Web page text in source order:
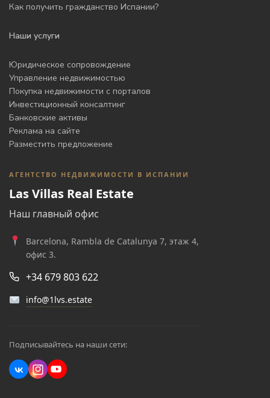
Как получить гражданство Испании?
Наши услуги
Юридическое сопровождение
Управление недвижимостью
Покупка недвижимости с порталов
Инвестиционный консалтинг
Банковские активы
Реклама на сайте
Разместить предложение
АГЕНТСТВО НЕДВИЖИМОСТИ В ИСПАНИИ
Las Villas Real Estate
Наш главный офис
Barcelona, Rambla de Catalunya 7, этаж 4,
офис 3.
+34 679 803 622
info@1lvs.estate
Подписывайтесь на наши сети: